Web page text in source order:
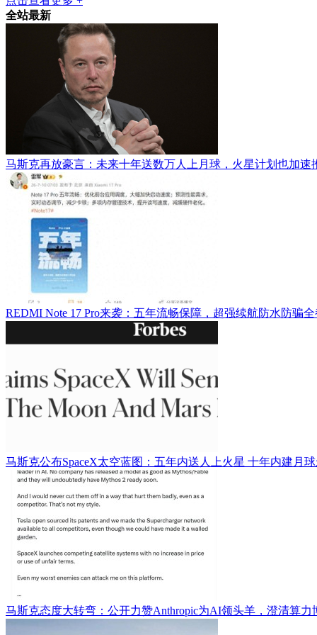
全站最新
马斯克再放豪言：未来十年送数万人上月球，火星计划也加速
REDMI Note 17 Pro来袭：五年流畅保障，超强续航防水防骗
马斯克公布SpaceX太空蓝图：五年内送人上火星 十年内建月
马斯克态度大转弯：公开力赞Anthropic为AI领头羊，澄清算力